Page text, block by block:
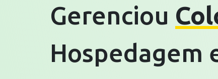
Gerenciou
Hospedagem